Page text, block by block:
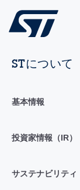
STについて
基本情報
投資家情報（IR）
サステナビリティ